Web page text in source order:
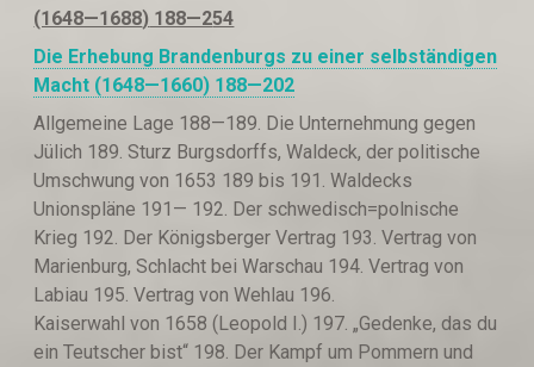
(1648—1688) 188—254
Die Erhebung Brandenburgs zu einer selbständigen
Macht (1648—1660) 188—202
Allgemeine Lage 188—189. Die Unternehmung gegen
Jülich 189. Sturz Burgsdorffs, Waldeck, der politische
Umschwung von 1653 189 bis 191. Waldecks
Unionspläne 191— 192. Der schwedisch=polnische
Krieg 192. Der Königsberger Vertrag 193. Vertrag von
Marienburg, Schlacht bei Warschau 194. Vertrag von
Labiau 195. Vertrag von Wehlau 196.
Kaiserwahl von 1658 (Leopold I.) 197. „Gedenke, das du
ein Teutscher bist“ 198. Der Kampf um Pommern und